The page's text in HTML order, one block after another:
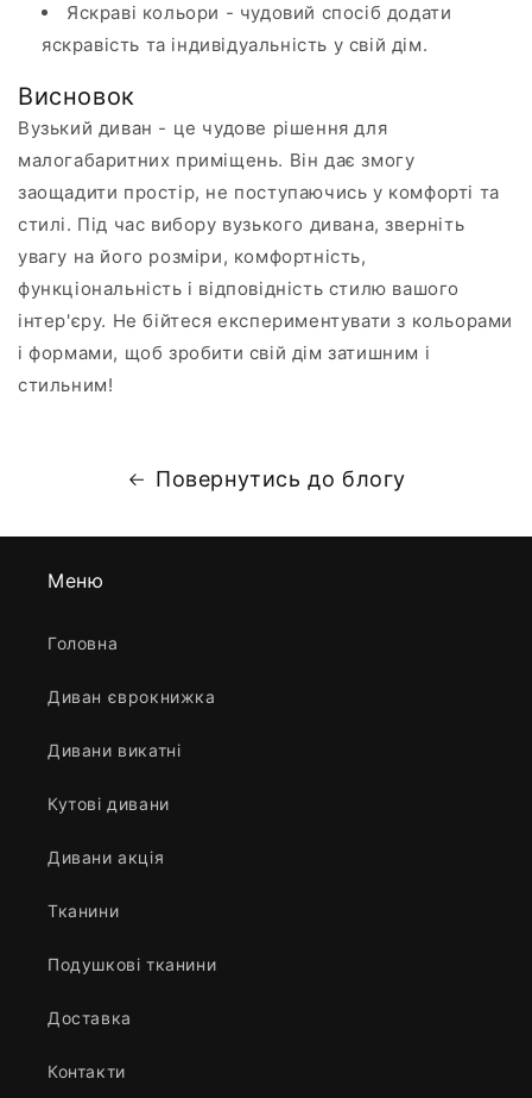
Яскраві кольори - чудовий спосіб додати
яскравість та індивідуальність у свій дім.
Висновок
Вузький диван - це чудове рішення для
малогабаритних приміщень. Він дає змогу
заощадити простір, не поступаючись у комфорті та
стилі. Під час вибору вузького дивана, зверніть
увагу на його розміри, комфортність,
функціональність і відповідність стилю вашого
інтер'єру. Не бійтеся експериментувати з кольорами
і формами, щоб зробити свій дім затишним і
стильним!
Повернутись до блогу
Меню
Головна
Диван єврокнижка
Дивани викатні
Кутові дивани
Дивани акція
Тканини
Подушкові тканини
Доставка
Контакти